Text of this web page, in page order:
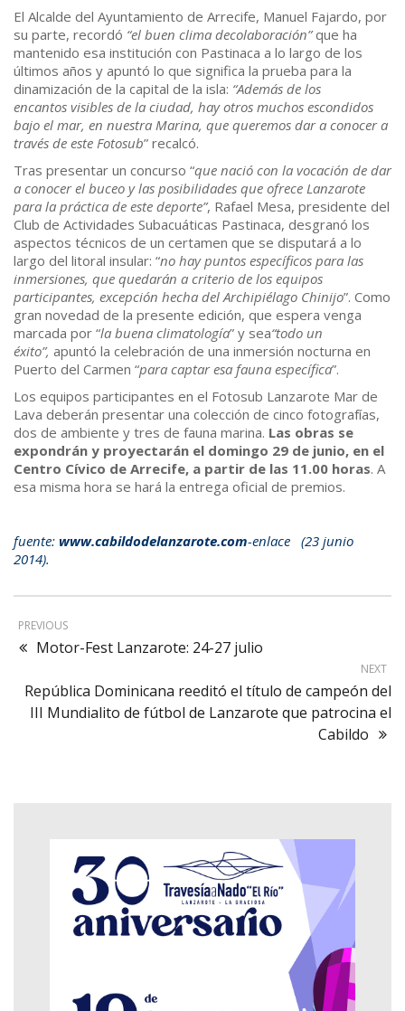
El Alcalde del Ayuntamiento de Arrecife, Manuel Fajardo, por
su parte, recordó “el buen clima decolaboración”que ha
mantenido esa institución con Pastinaca a lo largo de los
últimos años y apuntó lo que significa la prueba para la
dinamización de la capital de la isla: “Además de los
encantos visibles de la ciudad, hay otros muchos escondidos
bajo el mar, en nuestra Marina, que queremos dar a conocer a
través de este Fotosub” recalcó.
Tras presentar un concurso “que nació con la vocación de dar
a conocer el buceo y las posibilidades que ofrece Lanzarote
para la práctica de este deporte”, Rafael Mesa, presidente del
Club de Actividades Subacuáticas Pastinaca, desgranó los
aspectos técnicos de un certamen que se disputará a lo
largo del litoral insular: “no hay puntos específicos para las
inmersiones, que quedarán a criterio de los equipos
participantes, excepción hecha del Archipiélago Chinijo”. Como
gran novedad de la presente edición, que espera venga
marcada por “la buena climatología” y sea“todo un
éxito”, apuntó la celebración de una inmersión nocturna en
Puerto del Carmen “para captar esa fauna específica”.
Los equipos participantes en el Fotosub Lanzarote Mar de
Lava deberán presentar una colección de cinco fotografías,
dos de ambiente y tres de fauna marina. Las obras se
expondrán y proyectarán el domingo 29 de junio, en el
Centro Cívico de Arrecife, a partir de las 11.00 horas. A
esa misma hora se hará la entrega oficial de premios.
fuente: www.cabildodelanzarote.com-enlace (23 junio
2014).
PREVIOUS
Motor-Fest Lanzarote: 24-27 julio
NEXT
República Dominicana reeditó el título de campeón del
III Mundialito de fútbol de Lanzarote que patrocina el
Cabildo